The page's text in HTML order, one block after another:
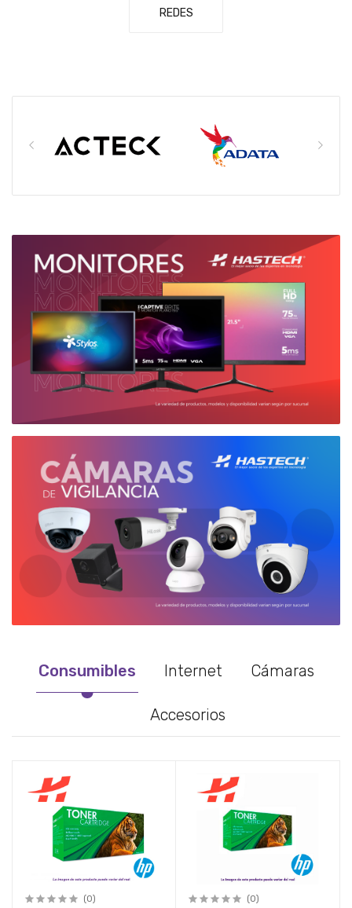
REDES
Consumibles Internet Cámaras
Accesorios
(0) (0)